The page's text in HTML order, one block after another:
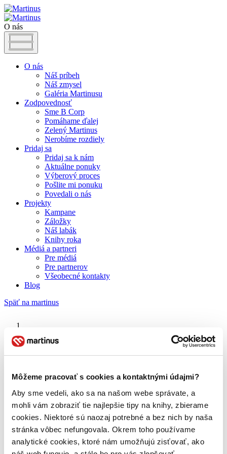
Môžeme pracovať s cookies a kontaktnými údajmi?
Aby sme vedeli, ako sa na našom webe správate, a
mohli vám zobraziť tie najlepšie tipy na knihy, zbierame
cookies. Niektoré sú naozaj potrebné a bez nich by naša
stránka vôbec nefungovala. Okrem toho používame
analytické cookies, ktoré nám umožňujú zisťovať, ako
O nás
O nás
Náš príbeh
Náš zmysel
Galéria Martinusu
Zodpovednosť
Sme B Corp
Pomáhame ďalej
Zelený Martinus
Nerobíme rozdiely
Pridaj sa
Pridaj sa k nám
Aktuálne ponuky
Výberový proces
Pošlite mi ponuku
Povedali o nás
Projekty
Kampane
Záložky
Náš labák
Knihy roka
Médiá a partneri
Pre médiá
Pre partnerov
Všeobecné kontakty
Blog
Späť na martinus
Indiánske vojny
O nás
Náš príbeh
Galéria Martinusu
Zodpovednosť
Sme B Corp